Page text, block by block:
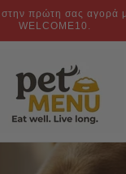
πρώτη σας αγορά
WELCOME10.